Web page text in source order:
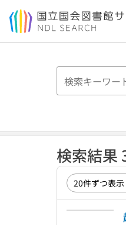
本文へ移動
検索結果